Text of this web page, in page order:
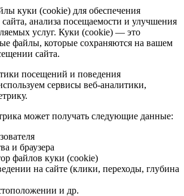
куки (cookie) для обеспечения
анализа посещаемости и улучшения
услуг. Куки (cookie) — это
файлы, которые сохраняются на вашем
сайта.
посещений и поведения
сервисы веб-аналитики,
может получать следующие данные:
и браузера
файлов куки (cookie)
на сайте (клики, переходы, глубина
и др.